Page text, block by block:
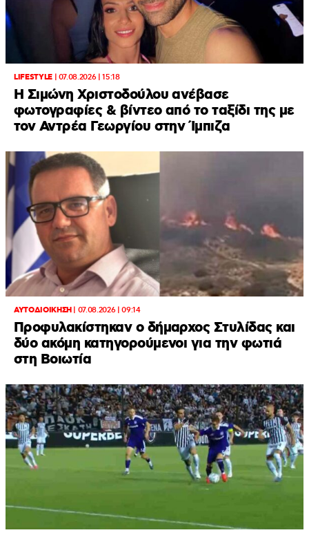
LIFESTYLE| 07.08.2026 | 15:18
Η Σιμώνη Χριστοδούλου ανέβασε
φωτογραφίες & βίντεο από το ταξίδι της με
τον Αντρέα Γεωργίου στην Ίμπιζα
ΑΥΤΟΔΙΟΙΚΗΣΗ| 07.08.2026 | 09:14
Προφυλακίστηκαν ο δήμαρχος Στυλίδας και
δύο ακόμη κατηγορούμενοι για την φωτιά
στη Βοιωτία